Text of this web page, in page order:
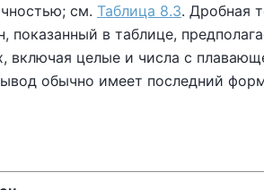
см. Таблица 8.3. Дробная
показанный в таблице,
включая целые и числа с
обычно имеет последний